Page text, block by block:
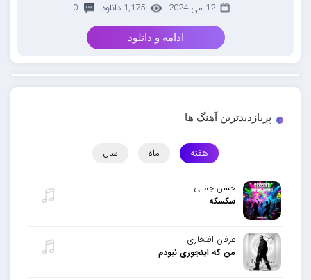
12 می 2024 1,175 دانلود 0
ادامه و دانلود
پربازدیدترین آهنگ ها
هفته ماه سال
حسن جمالی
سکسکه
عرفان افتخاری
من که اینجوری نبودم